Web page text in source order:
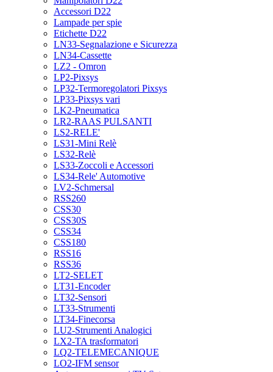
Accessori D22
Lampade per spie
Etichette D22
LN33-Segnalazione e Sicurezza
LN34-Cassette
LZ2 - Omron
LP2-Pixsys
LP32-Termoregolatori Pixsys
LP33-Pixsys vari
LK2-Pneumatica
LR2-RAAS PULSANTI
LS2-RELE'
LS31-Mini Relè
LS32-Relè
LS33-Zoccoli e Accessori
LS34-Rele' Automotive
LV2-Schmersal
RSS260
CSS30
CSS30S
CSS34
CSS180
RSS16
RSS36
LT2-SELET
LT31-Encoder
LT32-Sensori
LT33-Strumenti
LT34-Finecorsa
LU2-Strumenti Analogici
LX2-TA trasformatori
LQ2-TELEMECANIQUE
LO2-IFM sensor